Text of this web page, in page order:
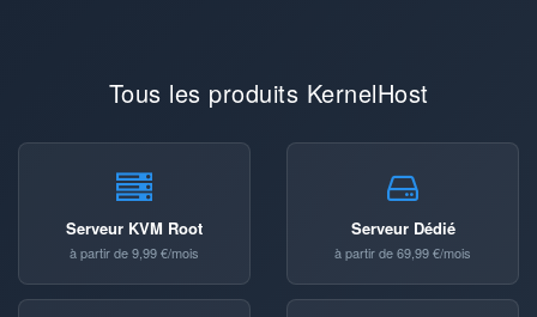
Tous les produits KernelHost
Serveur KVM Root
à partir de 9,99 €/mois
Serveur Dédié
à partir de 69,99 €/mois